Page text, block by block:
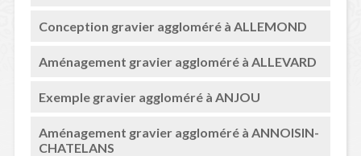
Conception gravier aggloméré à ALLEMOND
Aménagement gravier aggloméré à ALLEVARD
Exemple gravier aggloméré à ANJOU
Aménagement gravier aggloméré à ANNOISIN-
CHATELANS